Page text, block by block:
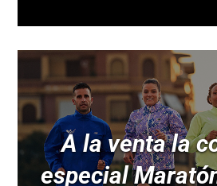
A la venta la
especial